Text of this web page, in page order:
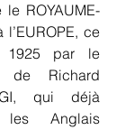
ROYAUME-
ce
1925 par le
de Richard
qui déjà
Anglais